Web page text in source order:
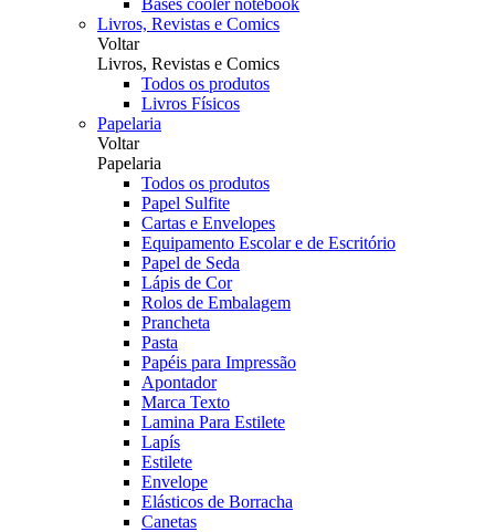
Bases cooler notebook
Livros, Revistas e Comics
Voltar
Livros, Revistas e Comics
Todos os produtos
Livros Físicos
Papelaria
Voltar
Papelaria
Todos os produtos
Papel Sulfite
Cartas e Envelopes
Equipamento Escolar e de Escritório
Papel de Seda
Lápis de Cor
Rolos de Embalagem
Prancheta
Pasta
Papéis para Impressão
Apontador
Marca Texto
Lamina Para Estilete
Lapís
Estilete
Envelope
Elásticos de Borracha
Canetas